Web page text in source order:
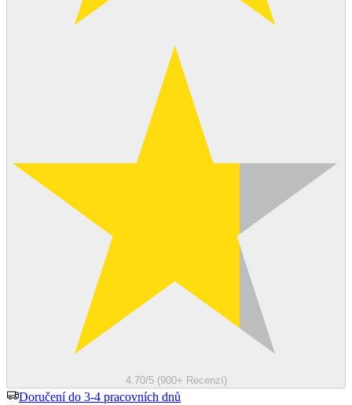
4.70/5 (900+ Recenzí)
Doručení do 3-4 pracovních dnů